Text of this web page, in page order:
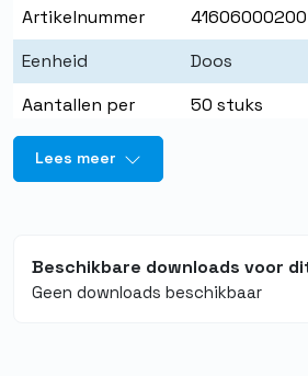
Artikelnummer
41606000200
Eenheid
Doos
Aantallen per
eenheid
50 stuks
Lees meer
Beschikbare downloads voor
Geen downloads beschikbaar